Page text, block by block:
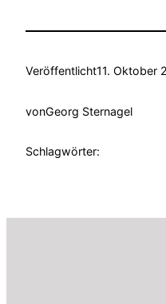
Veröffentlicht11. Oktober
vonGeorg Sternagel
Schlagwörter: